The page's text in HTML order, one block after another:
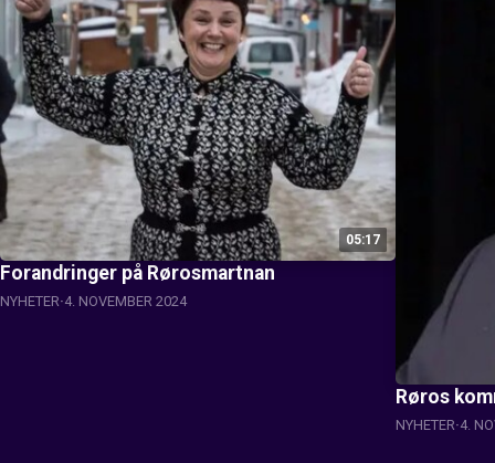
05:17
Forandringer på Rørosmartnan
NYHETER 4. NOVEMBER 2024
Røros
NYHETER 4.